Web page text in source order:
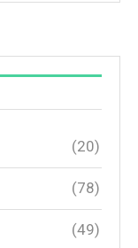
(20)
(78)
(49)